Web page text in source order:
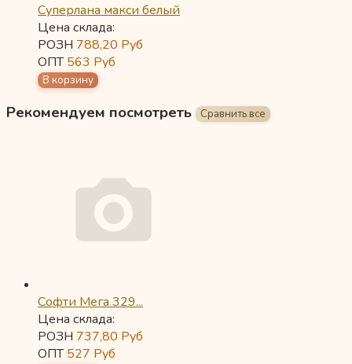
Суперлана макси белый
Цена склада:
РОЗН 788,20 Руб
ОПТ563 Руб
Рекомендуем посмотреть
Софти Мега 329...
Цена склада:
РОЗН 737,80 Руб
ОПТ527 Руб